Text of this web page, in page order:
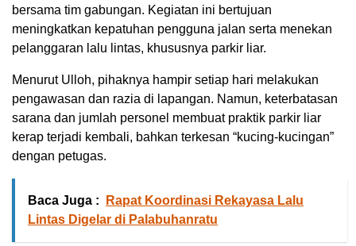
bersama tim gabungan. Kegiatan ini bertujuan
meningkatkan kepatuhan pengguna jalan serta menekan
pelanggaran lalu lintas, khususnya parkir liar.
Menurut Ulloh, pihaknya hampir setiap hari melakukan
pengawasan dan razia di lapangan. Namun, keterbatasan
sarana dan jumlah personel membuat praktik parkir liar
kerap terjadi kembali, bahkan terkesan “kucing-kucingan”
dengan petugas.
Baca Juga :
Rapat Koordinasi Rekayasa Lalu
Lintas Digelar di Palabuhanratu